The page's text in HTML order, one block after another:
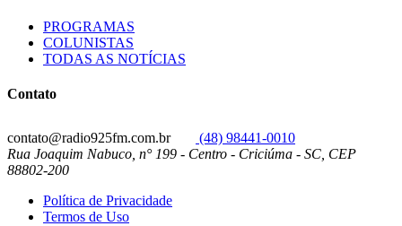
PROGRAMAS
COLUNISTAS
TODAS AS NOTÍCIAS
Contato
contato@radio925fm.com.br
(48) 98441-0010
Rua Joaquim Nabuco, n° 199 - Centro - Criciúma - SC, CEP
88802-200
Política de Privacidade
Termos de Uso